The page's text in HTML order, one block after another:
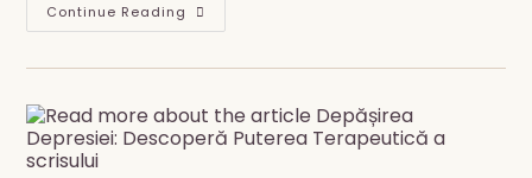
Continue Reading Emoțiile
Și
Compulsive:
Îți
Recapeți
Controlul